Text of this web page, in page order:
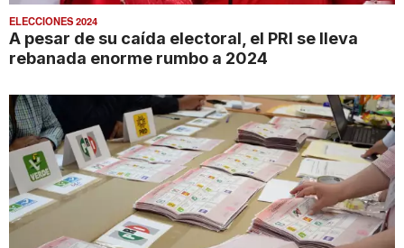
ELECCIONES 2024
A pesar de su caída electoral, el PRI se lleva
rebanada enorme rumbo a 2024